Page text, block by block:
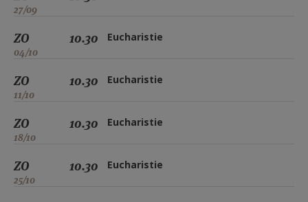
27/09
ZO
04/10
10.30 Eucharistie
ZO
11/10
10.30 Eucharistie
ZO
18/10
10.30 Eucharistie
ZO
25/10
10.30 Eucharistie